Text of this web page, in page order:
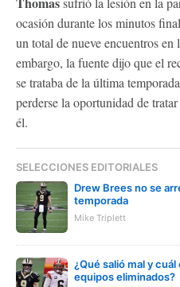
ocasión durante los minutos
un total de nueve encuentros en
embargo, la fuente dijo que el
se trataba de la última
perderse la oportunidad de
él.
SELECCIONES EDITORIALES
Drew Brees no se
temporada
Mike Triplett
¿Qué salió mal y
equipos eliminados?